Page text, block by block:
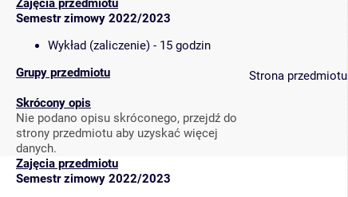
Semestr zimowy 2022/2023
Wykład (zaliczenie) - 15 godzin
Grupy przedmiotu
Skrócony opis
Nie podano opisu skróconego, przejdź do
strony przedmiotu aby uzyskać więcej
danych.
Strona przedmiotu
Zajęcia przedmiotu
Semestr zimowy 2022/2023